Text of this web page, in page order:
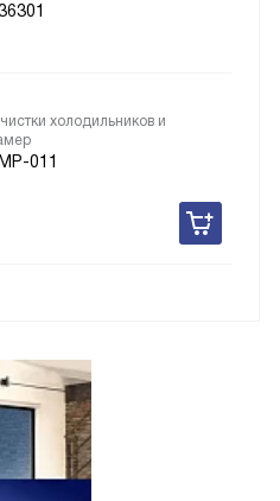
холодильников и
011